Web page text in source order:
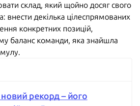
склад, який щойно досяг свого
внести декілька цілеспрямованих
конкретних позицій,
баланс команди, яка знайшла
рекорд – його